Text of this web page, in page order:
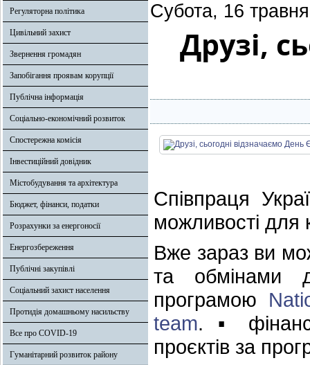
Регуляторна політика
Цивільний захист
Звернення громадян
Запобігання проявам корупції
Публічна інформація
Соціально-економічний розвиток
Спостережна комісія
Інвестиційний довідник
Містобудування та архітектура
Бюджет, фінанси, податки
Розрахунки за енергоносії
Енергозбереження
Публічні закупівлі
Соціальний захист населення
Протидія домашньому насильству
Все про COVID-19
Гуманітарний розвиток району
Субота, 16
Друзі,
Співпраця
можливості для
Вже зараз ви
та обмінами
програмою
team. ▪
проєктів за